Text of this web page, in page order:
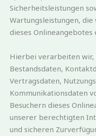
Sicherheitsleistungen
Wartungsleistungen,
dieses Onlineangebotes
Hierbei verarbeiten
Bestandsdaten,
Vertragsdaten,
Kommunikationsdaten
Besuchern dieses
unserer berechtigten
und sicheren